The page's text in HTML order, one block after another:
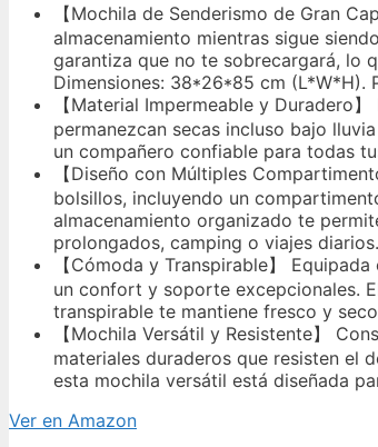
【Mochila de Senderismo de Gran
almacenamiento mientras sigue
garantiza que no te sobrecargará, lo
Dimensiones: 38*26*85 cm (L*W*H).
【Material Impermeable y Duradero
permanezcan secas incluso bajo
un compañero confiable para todas
【Diseño con Múltiples
bolsillos, incluyendo un
almacenamiento organizado te
prolongados, camping o viajes diarios.
【Cómoda y Transpirable】
un confort y soporte excepcionales.
transpirable te mantiene fresco y
【Mochila Versátil y Resistente】
materiales duraderos que resisten el
esta mochila versátil está diseñada
Ver en Amazon